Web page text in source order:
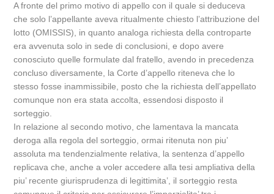
A fronte del primo motivo di appello con il quale si deduceva
che solo l’appellante aveva ritualmente chiesto l’attribuzione del
lotto (OMISSIS), in quanto analoga richiesta della controparte
era avvenuta solo in sede di conclusioni, e dopo avere
conosciuto quelle formulate dal fratello, avendo in precedenza
concluso diversamente, la Corte d’appello riteneva che lo
stesso fosse inammissibile, posto che la richiesta dell’appellato
comunque non era stata accolta, essendosi disposto il
sorteggio.
In relazione al secondo motivo, che lamentava la mancata
deroga alla regola del sorteggio, ormai ritenuta non piu’
assoluta ma tendenzialmente relativa, la sentenza d’appello
replicava che, anche a voler accedere alla tesi ampliativa della
piu’ recente giurisprudenza di legittimita’, il sorteggio resta